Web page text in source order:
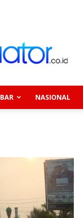
NASIONAL